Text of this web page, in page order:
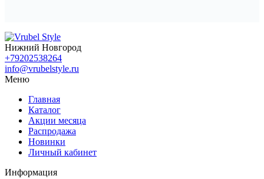
Нижний Новгород
+79202538264
info@vrubelstyle.ru
Меню
Главная
Каталог
Акции месяца
Распродажа
Новинки
Личный кабинет
Информация